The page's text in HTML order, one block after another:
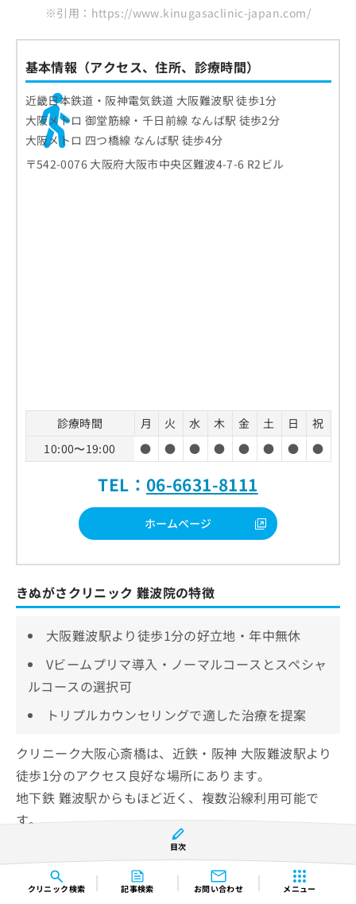
クリニック検索 記事検索 お問い合わせ メニュー
※引用：https://www.kinugasaclinic-japan.com/
基本情報（アクセス、住所、診療時間）
近畿日本鉄道・阪神電気鉄道 大阪難波駅 徒歩1分
大阪メトロ 御堂筋線・千日前線 なんば駅 徒歩2分
大阪メトロ 四つ橋線 なんば駅 徒歩4分
〒542-0076 大阪府大阪市中央区難波4-7-6 R2ビル
診療時間 月 火 水 木 金 土 日
祝
10:00〜19:00
● ● ● ● ● ● ● ●
TEL： 06-6631-8111
ホームページ
きぬがさクリニック 難波院の特徴
大阪難波駅より徒歩1分の好立地・年中無休
Vビームプリマ導入・ノーマルコースとスペシャ
ルコースの選択可
トリプルカウンセリングで適した治療を提案
クリニーク大阪心斎橋は、近鉄・阪神 大阪難波駅より
徒歩1分のアクセス良好な場所にあります。
地下鉄 難波駅からもほど近く、複数沿線利用可能で
す。
休診日は設けられておらず、年中無休で診療していま
す。
目次